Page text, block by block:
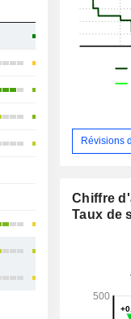
-
Révisions
Chiffre
Taux de